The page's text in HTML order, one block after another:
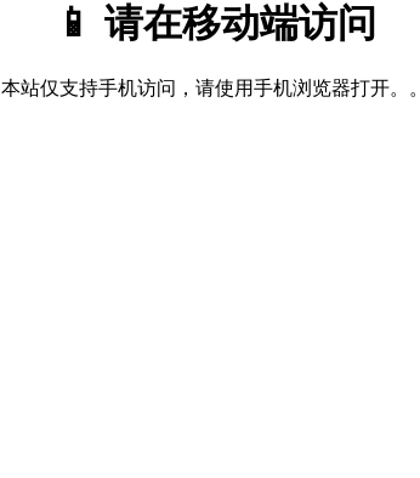
📱 请在移动端访问
本站仅支持手机访问，请使用手机浏览器打开。。